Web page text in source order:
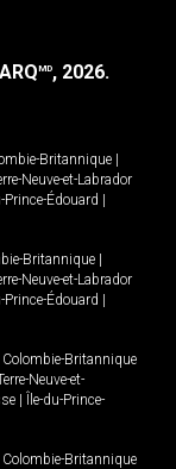
MD, 2026.
Britannique |
Neuve-et-Labrador
Prince-Édouard |
Britannique |
Neuve-et-Labrador
Prince-Édouard |
Colombie-Britannique
Neuve-et-
| Île-du-Prince-
Colombie-Britannique